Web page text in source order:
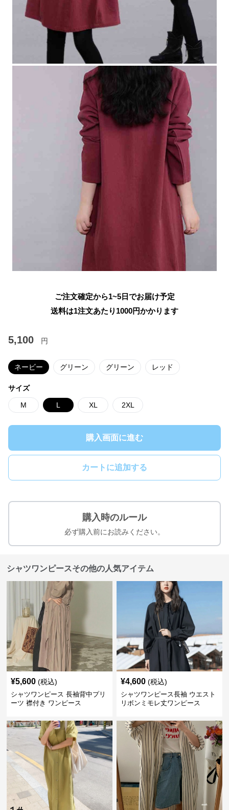
ご注文確定から1~5日でお届け予定
送料は1注文あたり 1000円かかります
5,100 円
ネービー グリーン グリーン レッド
サイズ
M L XL 2XL
購入画面に進む
カートに追加する
購入時のルール
必ず購入前にお読みください。
シャツワンピースその他の人気アイテム
¥5,600 (税込)
シャツワンピース 長袖背中プリ
ーツ 襟付き ワンピース
¥4,600 (税込)
シャツワンピース長袖 ウエスト
リボンミモレ丈ワンピース